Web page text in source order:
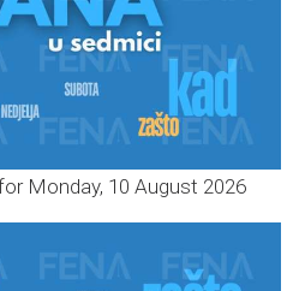
Monday, 10 August 2026